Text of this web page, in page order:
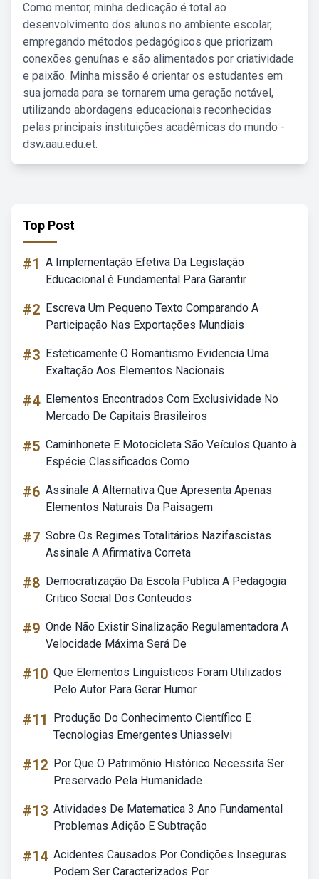
Como mentor, minha dedicação é total ao
desenvolvimento dos alunos no ambiente escolar,
empregando métodos pedagógicos que priorizam
conexões genuínas e são alimentados por criatividade
e paixão. Minha missão é orientar os estudantes em
sua jornada para se tornarem uma geração notável,
utilizando abordagens educacionais reconhecidas
pelas principais instituições acadêmicas do mundo -
dsw.aau.edu.et.
Top Post
#1 A Implementação Efetiva Da Legislação
Educacional é Fundamental Para Garantir
#2 Escreva Um Pequeno Texto Comparando A
Participação Nas Exportações Mundiais
#3 Esteticamente O Romantismo Evidencia Uma
Exaltação Aos Elementos Nacionais
#4 Elementos Encontrados Com Exclusividade No
Mercado De Capitais Brasileiros
#5 Caminhonete E Motocicleta São Veículos Quanto à
Espécie Classificados Como
#6 Assinale A Alternativa Que Apresenta Apenas
Elementos Naturais Da Paisagem
#7 Sobre Os Regimes Totalitários Nazifascistas
Assinale A Afirmativa Correta
#8 Democratização Da Escola Publica A Pedagogia
Critico Social Dos Conteudos
#9 Onde Não Existir Sinalização Regulamentadora A
Velocidade Máxima Será De
#10 Que Elementos Linguísticos Foram Utilizados
Pelo Autor Para Gerar Humor
#11
Produção Do Conhecimento Científico E
Tecnologias Emergentes Uniasselvi
#12 Por Que O Patrimônio Histórico Necessita Ser
Preservado Pela Humanidade
#13 Atividades De Matematica 3 Ano Fundamental
Problemas Adição E Subtração
#14 Acidentes Causados Por Condições Inseguras
Podem Ser Caracterizados Por